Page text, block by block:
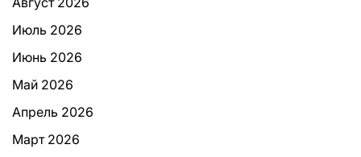
Июль 2026
Июнь 2026
Май 2026
Апрель 2026
Март 2026